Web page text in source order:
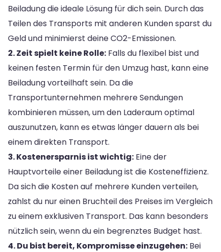
Beiladung die ideale Lösung für dich sein. Durch das
Teilen des Transports mit anderen Kunden sparst du
Geld und minimierst deine CO2-Emissionen.
2. Zeit spielt keine Rolle: Falls du flexibel bist und
keinen festen Termin für den Umzug hast, kann eine
Beiladung vorteilhaft sein. Da die
Transportunternehmen mehrere Sendungen
kombinieren müssen, um den Laderaum optimal
auszunutzen, kann es etwas länger dauern als bei
einem direkten Transport.
3. Kostenersparnis ist wichtig: Eine der
Hauptvorteile einer Beiladung ist die Kosteneffizienz.
Da sich die Kosten auf mehrere Kunden verteilen,
zahlst du nur einen Bruchteil des Preises im Vergleich
zu einem exklusiven Transport. Das kann besonders
nützlich sein, wenn du ein begrenztes Budget hast.
4. Du bist bereit, Kompromisse einzugehen: Bei